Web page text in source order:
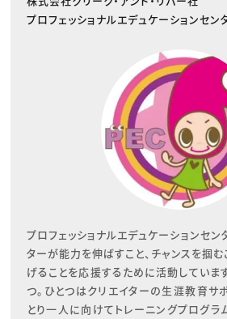
プロフェッショナルエデュケーションセン
プロフェッショナルエデュケーションセン
ターが能力を伸ばすこと、チャンスを掴む
げることを応援するために活動していま
つ。ひとつはクリエイターの生涯教育サ
とり一人に向けてトレーニングプログラ